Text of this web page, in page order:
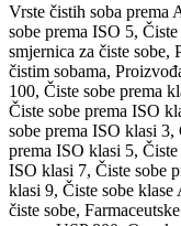
Vrste čistih soba prema
sobe prema ISO 5,
smjernica za čiste sobe,
čistim sobama,
100, Čiste sobe prema
Čiste sobe prema ISO
sobe prema ISO klasi 3,
prema ISO klasi 5,
ISO klasi 7, Čiste sobe
klasi 9, Čiste sobe
čiste sobe,